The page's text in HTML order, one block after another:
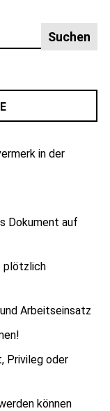
in der
Dokument auf
plötzlich
Arbeitseinsatz
Privileg oder
können